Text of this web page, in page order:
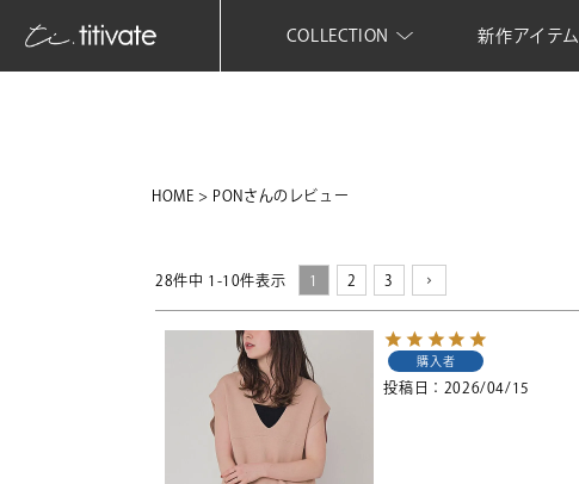
COLLECTION 新作アイテム
HOME PONさんのレビュー
28件中 1 -10件表示 1 2 3
購入者
投稿日 2026/04/15